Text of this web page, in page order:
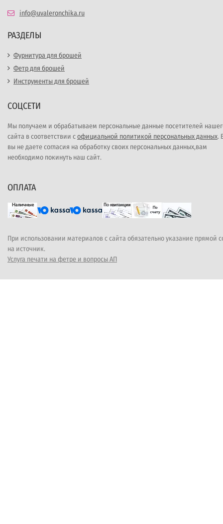
info@uvaleronchika.ru
РАЗДЕЛЫ
Фурнитура для брошей
Фетр для брошей
Инструменты для брошей
СОЦСЕТИ
Мы получаем и обрабатываем персональные данные посетителей
сайта в соответствии софициальной политикой персональных данных.
вы не даете согласия на обработку своих персональных данных,вам
необходимо покинуть наш сайт.
ОПЛАТА
При использовании материалов с сайта обязательно указание прямой
на источник.
Услуга печати на фетре и вопросы АП